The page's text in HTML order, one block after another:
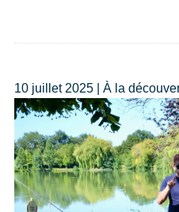
10 juillet 2025 | À la